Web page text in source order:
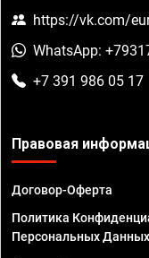
https://vk.com/
WhatsApp:
+7 391 986 05 17
Правовая
Договор-Оферта
Политика
Персональных